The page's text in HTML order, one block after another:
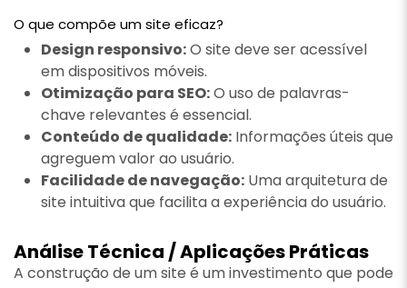
O que compõe um site eficaz?
Design responsivo:O site deve ser acessível
em dispositivos móveis.
Otimização para SEO:O uso de palavras-
chave relevantes é essencial.
Conteúdo de qualidade: Informações úteis que
agreguem valor ao usuário.
Facilidade de navegação: Uma arquitetura de
site intuitiva que facilita a experiência do usuário.
Análise Técnica / Aplicações Práticas
A construção de um site é um investimento que pode